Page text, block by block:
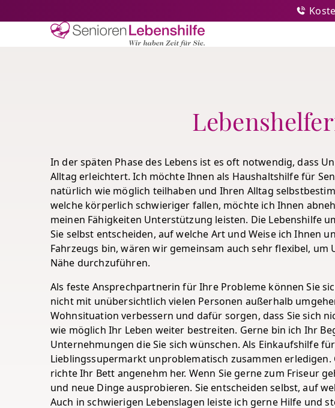
Senioren-Lebenshilfe
In der späten Phase des Lebens ist es oft notwendig, dass
Alltag erleichtert. Ich möchte Ihnen als Haushaltshilfe für
natürlich wie möglich teilhaben und Ihren Alltag
welche körperlich schwieriger fallen, möchte ich Ihnen
meinen Fähigkeiten Unterstützung leisten. Die Lebenshilfe
Sie selbst entscheiden, auf welche Art und Weise ich Ihnen
Fahrzeugs bin, wären wir gemeinsam auch sehr flexibel,
Nähe durchzuführen.
Als feste Ansprechpartnerin für Ihre Probleme können Sie
nicht mit unübersichtlich vielen Personen außerhalb
Wohnsituation verbessern und dafür sorgen, dass Sie sich
wie möglich Ihr Leben weiter bestreiten. Gerne bin ich Ihr
Unternehmungen die Sie sich wünschen. Als Einkaufshilfe
Lieblingssupermarkt unproblematisch zusammen
richte Ihr Bett angenehm her. Wenn Sie gerne zum Friseur
und neue Dinge ausprobieren. Sie entscheiden selbst, auf
Auch in schwierigen Lebenslagen leiste ich gerne Hilfe und